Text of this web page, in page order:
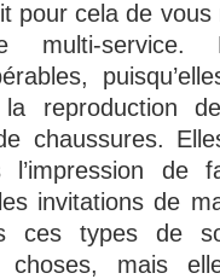
pour cela de vous
multi-service.
la reproduction
chaussures.
l’impression de
invitations de
ces types de
choses, mais